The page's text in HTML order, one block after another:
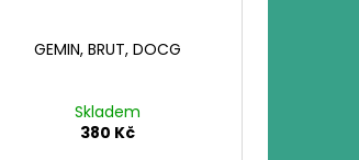
GEMIN, BRUT, DOCG
Skladem
380 Kč